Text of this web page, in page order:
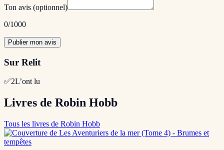
Ton avis (optionnel)
0/1000
Publier mon avis
Sur Relit
✅2L’ont lu
Livres de Robin Hobb
Tous les livres de Robin Hobb